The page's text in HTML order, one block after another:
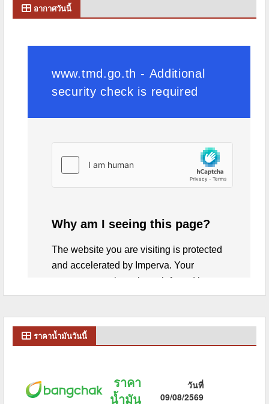
อากาศวันนี้
ราคาน้ำมันวันนี้